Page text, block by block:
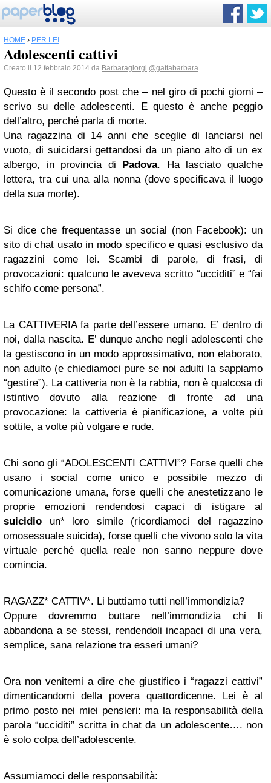
HOME › PER LEI
Adolescenti cattivi
Creato il 12 febbraio 2014 da Barbaragiorgi @gattabarbara
Questo è il secondo post che – nel giro di pochi giorni –
scrivo su delle adolescenti. E questo è anche peggio
dell’altro, perché parla di morte.
Una ragazzina di 14 anni che sceglie di lanciarsi nel
vuoto, di suicidarsi gettandosi da un piano alto di un ex
albergo, in provincia di Padova. Ha lasciato qualche
lettera, tra cui una alla nonna (dove specificava il luogo
della sua morte).
Si dice che frequentasse un social (non Facebook): un
sito di chat usato in modo specifico e quasi esclusivo da
ragazzini come lei. Scambi di parole, di frasi, di
provocazioni: qualcuno le aveveva scritto “ucciditi” e “fai
schifo come persona”.
La CATTIVERIA fa parte dell’essere umano. E’ dentro di
noi, dalla nascita. E’ dunque anche negli adolescenti che
la gestiscono in un modo approssimativo, non elaborato,
non adulto (e chiediamoci pure se noi adulti la sappiamo
“gestire”). La cattiveria non è la rabbia, non è qualcosa di
istintivo dovuto alla reazione di fronte ad una
provocazione: la cattiveria è pianificazione, a volte più
sottile, a volte più volgare e rude.
Chi sono gli “ADOLESCENTI CATTIVI”? Forse quelli che
usano i social come unico e possibile mezzo di
comunicazione umana, forse quelli che anestetizzano le
proprie emozioni rendendosi capaci di istigare al
suicidio un* loro simile (ricordiamoci del ragazzino
omosessuale suicida), forse quelli che vivono solo la vita
virtuale perché quella reale non sanno neppure dove
comincia.
RAGAZZ* CATTIV*. Li buttiamo tutti nell’immondizia?
Oppure dovremmo buttare nell’immondizia chi li
abbandona a se stessi, rendendoli incapaci di una vera,
semplice, sana relazione tra esseri umani?
Ora non venitemi a dire che giustifico i “ragazzi cattivi”
dimenticandomi della povera quattordicenne. Lei è al
primo posto nei miei pensieri: ma la responsabilità della
parola “ucciditi” scritta in chat da un adolescente…. non
è solo colpa dell’adolescente.
Assumiamoci delle responsabilità: